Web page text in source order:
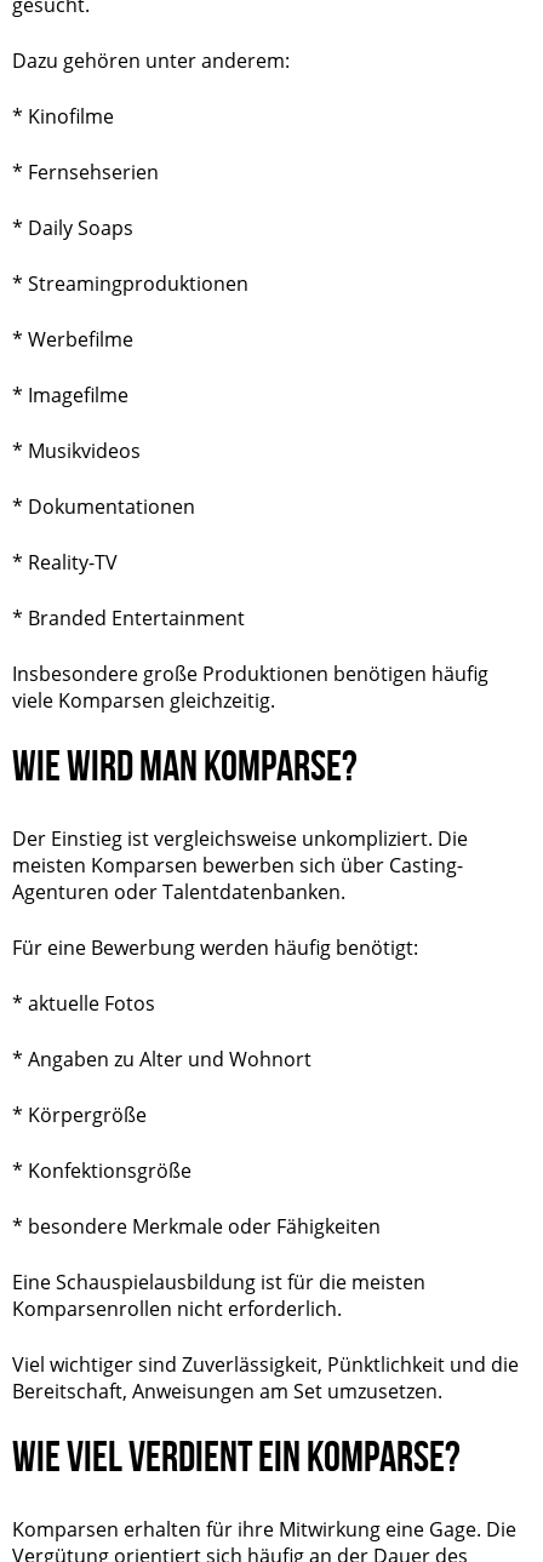
Dazu gehören unter anderem:
* Kinofilme
* Fernsehserien
* Daily Soaps
* Streamingproduktionen
* Werbefilme
* Imagefilme
* Musikvideos
* Dokumentationen
* Reality-TV
* Branded Entertainment
Insbesondere große Produktionen benötigen häufig
viele Komparsen gleichzeitig.
WIE WIRD MAN KOMPARSE?
Der Einstieg ist vergleichsweise unkompliziert. Die
meisten Komparsen bewerben sich über Casting-
Agenturen oder Talentdatenbanken.
Für eine Bewerbung werden häufig benötigt:
* aktuelle Fotos
* Angaben zu Alter und Wohnort
* Körpergröße
* Konfektionsgröße
* besondere Merkmale oder Fähigkeiten
Eine Schauspielausbildung ist für die meisten
Komparsenrollen nicht erforderlich.
Viel wichtiger sind Zuverlässigkeit, Pünktlichkeit und die
Bereitschaft, Anweisungen am Set umzusetzen.
WIE VIEL VERDIENT EIN KOMPARSE?
Komparsen erhalten für ihre Mitwirkung eine Gage. Die
Vergütung orientiert sich häufig an der Dauer des